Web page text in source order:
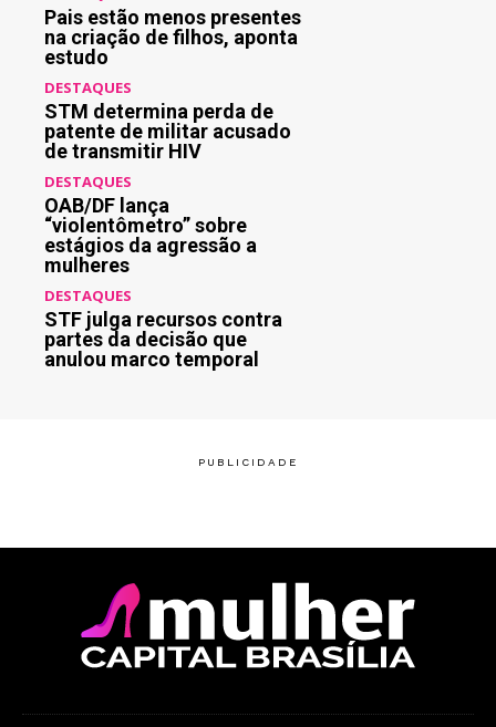
Pais estão menos presentes
na criação de filhos, aponta
estudo
DESTAQUES
STM determina perda de
patente de militar acusado
de transmitir HIV
DESTAQUES
OAB/DF lança
“violentômetro” sobre
estágios da agressão a
mulheres
DESTAQUES
STF julga recursos contra
partes da decisão que
anulou marco temporal